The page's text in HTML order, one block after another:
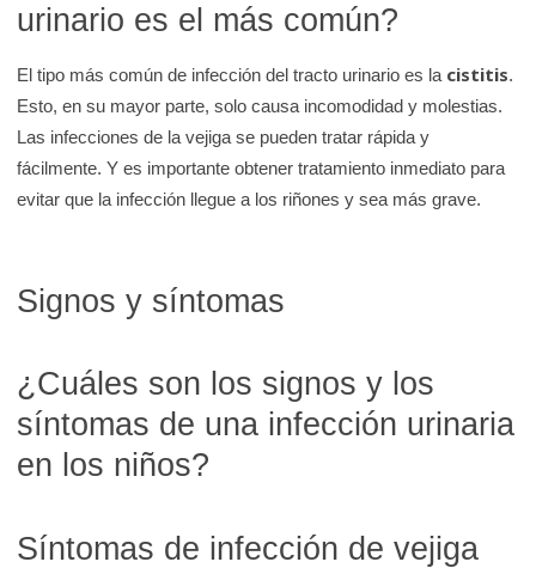
urinario es el más común?
El tipo más común de infección del tracto urinario es la cistitis.
Esto, en su mayor parte, solo causa incomodidad y molestias.
Las infecciones de la vejiga se pueden tratar rápida y
fácilmente. Y es importante obtener tratamiento inmediato para
evitar que la infección llegue a los riñones y sea más grave.
Signos y síntomas
¿Cuáles son los signos y los
síntomas de una infección urinaria
en los niños?
Síntomas de infección de vejiga